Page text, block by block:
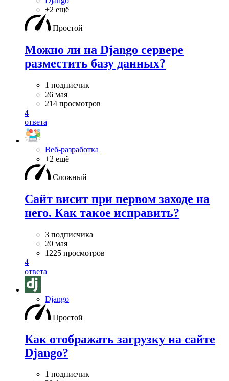
+2 ещё
Простой
Можно ли на Django сервере
разместить базу данных?
1 подписчик
26 мая
214 просмотров
4
ответа
Веб-разработка
+2 ещё
Сложный
Сайт висит при первом заходе на
него. Как такое исправить?
3 подписчика
20 мая
1225 просмотров
4
ответа
Django
Простой
Как отображать загрузку на сайте
Django?
1 подписчик